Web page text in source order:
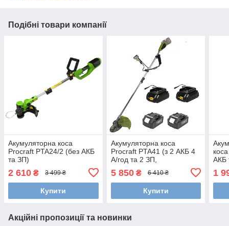
Подібні товари компанії
Акумуляторна коса
Procraft PTA24/2 (без АКБ
та ЗП)
2 610 ₴ 3 499 ₴
Купити
Акумуляторна коса
Procraft PTA41 (з 2 АКБ 4
А/год та 2 ЗП,
багатополюсний двигун)
5 850₴ 6 410 ₴
Купити
АКБ
1
Акційні пропозиції та новинки